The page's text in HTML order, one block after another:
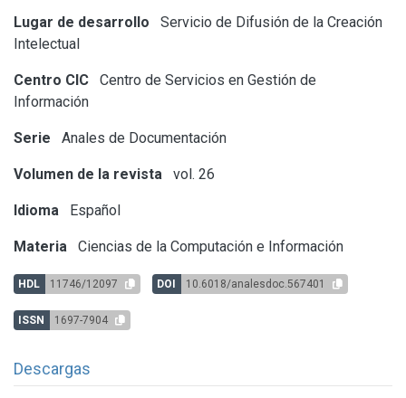
Lugar de desarrollo
Servicio de Difusión de la Creación
Intelectual
Centro CIC
Centro de Servicios en Gestión de
Información
Serie Anales de Documentación
Volumen de la revista vol. 26
Idioma Español
Materia Ciencias de la Computación e Información
HDL 11746/12097 DOI 10.6018/analesdoc.567401
ISSN 1697-7904
Descargas